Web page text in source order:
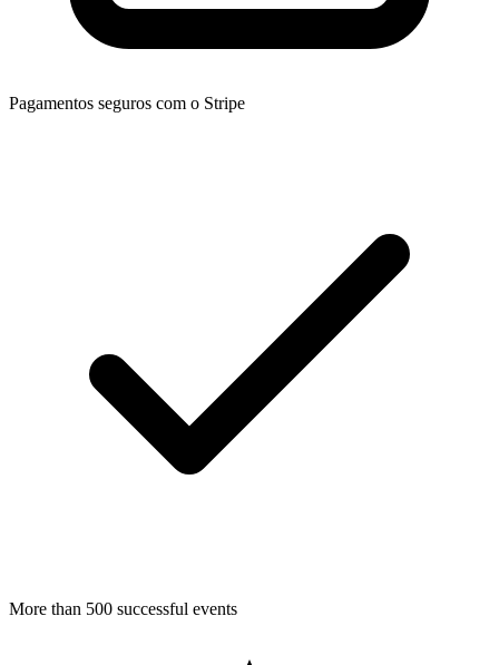
Pagamentos seguros com o Stripe
More than 500 successful events